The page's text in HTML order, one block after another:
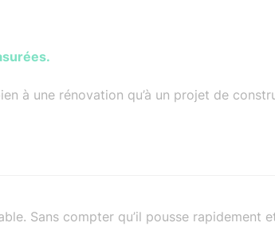
à une rénovation qu’à un projet de
Sans compter qu’il pousse rapidement